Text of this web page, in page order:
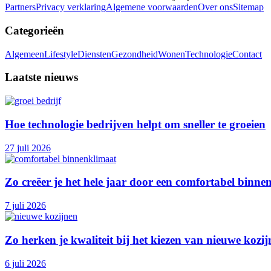
PartnersPrivacy verklaringAlgemene voorwaardenOver onsSitemap
Categorieën
AlgemeenLifestyleDienstenGezondheidWonenTechnologieContact
Laatste nieuws
Hoe technologie bedrijven helpt om sneller te groeien
27 juli 2026
Zo creëer je het hele jaar door een comfortabel
7 juli 2026
Zo herken je kwaliteit bij het kiezen van nieuwe
6 juli 2026